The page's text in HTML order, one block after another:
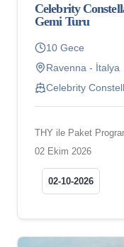
Celebrity
Gemi Turu
10 Gece
Ravenna - İtalya
Celebrity
THY ile Paket
02 Ekim 2026
02-10-2026